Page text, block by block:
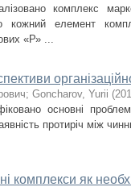
комплекс
кожний елемент
«Р» ...
; Goncharov, Yurii (
основні
протиріч між
комплекси як